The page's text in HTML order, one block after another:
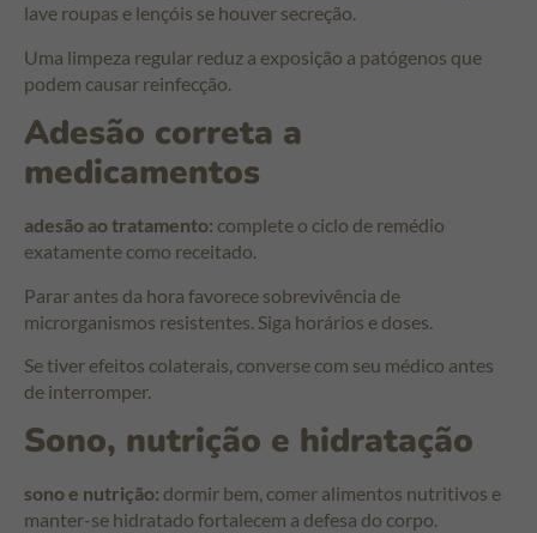
lave roupas e lençóis se houver secreção.
Uma limpeza regular reduz a exposição a patógenos que
podem causar reinfecção.
Adesão correta a
medicamentos
adesão ao tratamento: complete o ciclo de remédio
exatamente como receitado.
Parar antes da hora favorece sobrevivência de
microrganismos resistentes. Siga horários e doses.
Se tiver efeitos colaterais, converse com seu médico antes
de interromper.
Sono, nutrição e hidratação
sono e nutrição: dormir bem, comer alimentos nutritivos e
manter-se hidratado fortalecem a defesa do corpo.